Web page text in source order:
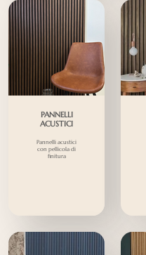
PANNELLI
ACUSTICI
Pannelli acustici
con pellicola di
finitura